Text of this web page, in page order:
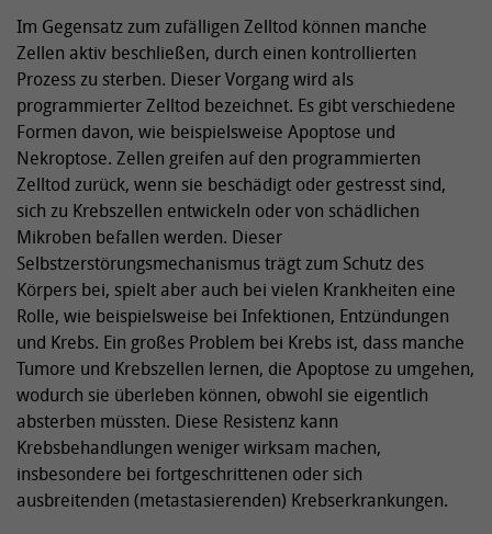
Im Gegensatz zum zufälligen Zelltod können manche
Zellen aktiv beschließen, durch einen kontrollierten
Prozess zu sterben. Dieser Vorgang wird als
programmierter Zelltod bezeichnet. Es gibt verschiedene
Formen davon, wie beispielsweise Apoptose und
Nekroptose. Zellen greifen auf den programmierten
Zelltod zurück, wenn sie beschädigt oder gestresst sind,
sich zu Krebszellen entwickeln oder von schädlichen
Mikroben befallen werden. Dieser
Selbstzerstörungsmechanismus trägt zum Schutz des
Körpers bei, spielt aber auch bei vielen Krankheiten eine
Rolle, wie beispielsweise bei Infektionen, Entzündungen
und Krebs. Ein großes Problem bei Krebs ist, dass manche
Tumore und Krebszellen lernen, die Apoptose zu umgehen,
wodurch sie überleben können, obwohl sie eigentlich
absterben müssten. Diese Resistenz kann
Krebsbehandlungen weniger wirksam machen,
insbesondere bei fortgeschrittenen oder sich
ausbreitenden (metastasierenden) Krebserkrankungen.